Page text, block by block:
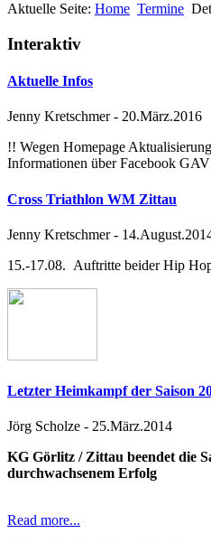
Aktuelle Seite: Home Termine
Interaktiv
Aktuelle Infos
Jenny Kretschmer- 20.März.2016
!! Wegen Homepage
Informationen über Facebook
Cross Triathlon WM Zittau
Jenny Kretschmer-
15.-17.08. Auftritte beider Hip
Letzter Heimkampf der Saison
Jörg Scholze - 25.März.2014
KG Görlitz / Zittau beendet die
durchwachsenem Erfolg
Read more...